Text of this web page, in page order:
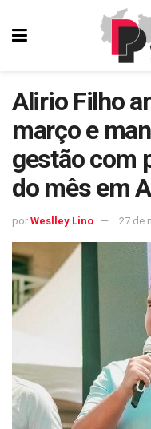
Alirio Filho
março e
gestão com
do mês em
por Weslley Lino 27 de